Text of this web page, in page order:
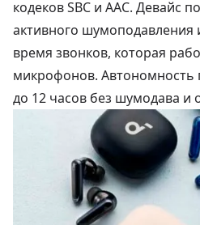
кодеков SBC и AAC. Девайс
активного шумоподавления
время звонков, которая
микрофонов. Автономность
до 12 часов без шумодава и